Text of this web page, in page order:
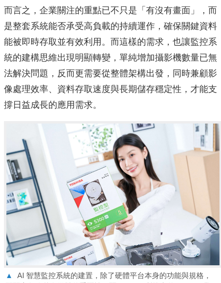
而言之，企業關注的重點已不只是「有沒有畫面」，而
是整套系統能否承受高負載的持續運作，確保關鍵資料
能被即時存取並有效利用。而這樣的需求，也讓監控系
統的建構思維出現明顯轉變，單純增加攝影機數量已無
法解決問題，反而更需要從整體架構出發，同時兼顧影
像處理效率、資料存取速度與長期儲存穩定性，才能支
撐日益成長的應用需求。
▲
AI 智慧監控系統的建置，除了硬體平台本身的功能與規格，